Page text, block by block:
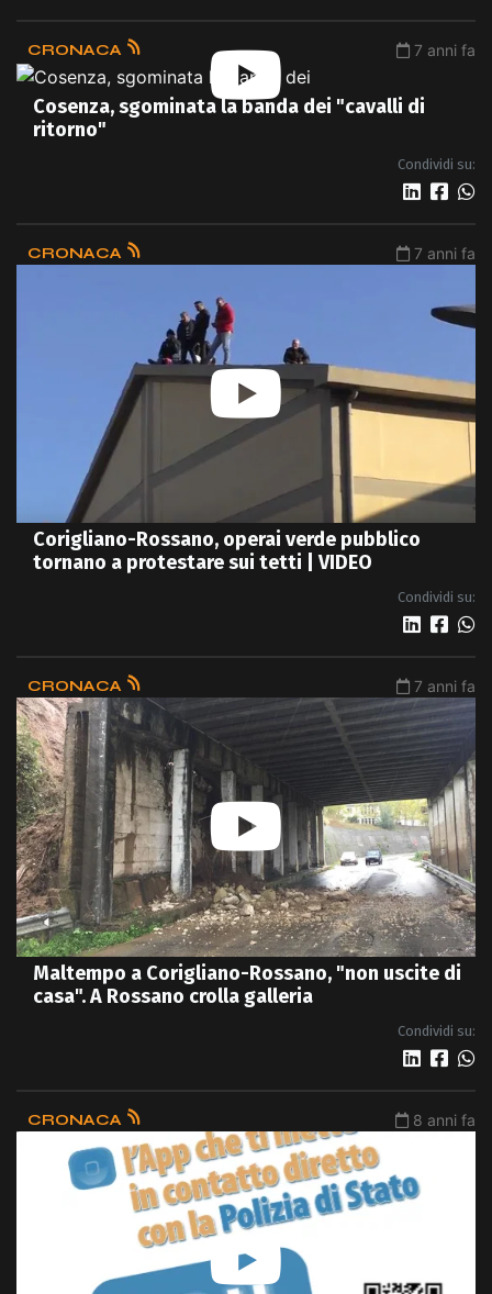
CRONACA 7 anni fa
Cosenza, sgominata la banda dei "cavalli di
ritorno"
Condividi su:
CRONACA 7 anni fa
Corigliano-Rossano, operai verde pubblico
tornano a protestare sui tetti | VIDEO
Condividi su:
CRONACA 7 anni fa
Maltempo a Corigliano-Rossano, "non uscite di
casa". A Rossano crolla galleria
Condividi su:
CRONACA 8 anni fa